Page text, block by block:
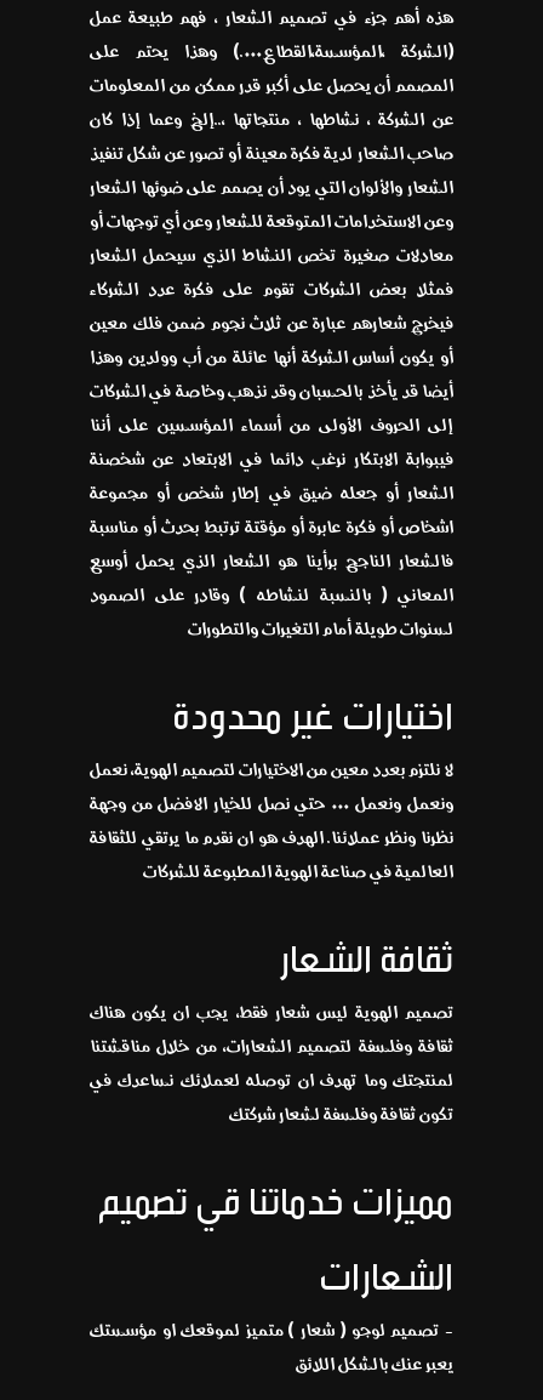
هذه أهم جزء في تصميم الشعار ، فهم طبيعة عمل
(الشركة ،المؤسسة،القطاع….) وهذا يحتم على
المصمم أن يحصل على أكبر قدر ممكن من المعلومات
عن الشركة ، نشاطها ، منتجاتها ،..إلخ وعما إذا كان
صاحب الشعار لدية فكرة معينة أو تصور عن شكل تنفيذ
الشعار والألوان التي يود أن يصمم على ضوئها الشعار
وعن الاستخدامات المتوقعة للشعار وعن أي توجهات أو
معادلات صغيرة تخص النشاط الذي سيحمل الشعار
فمثلا بعض الشركات تقوم على فكرة عدد الشركاء
فيخرج شعارهم عبارة عن ثلاث نجوم ضمن فلك معين
أو يكون أساس الشركة أنها عائلة من أب وولدين وهذا
أيضا قد يأخذ بالحسبان وقد نذهب وخاصة في الشركات
إلى الحروف الأولى من أسماء المؤسسين على أننا
فيبوابة الابتكار نرغب دائما في الابتعاد عن شخصنة
الشعار أو جعله ضيق في إطار شخص أو مجموعة
اشخاص أو فكرة عابرة أو مؤقتة ترتبط بحدث أو مناسبة
فالشعار الناجح برأينا هو الشعار الذي يحمل أوسع
المعاني ( بالنسبة لنشاطه ) وقادر على الصمود
لسنوات طويلة أمام التغيرات والتطورات
اختيارات غير محدودة
لا نلتزم بعدد معين من الاختيارات لتصميم الهوية، نعمل
ونعمل ونعمل … حتي نصل للخيار الافضل من وجهة
نظرنا ونظر عملائنا. الهدف هو ان نقدم ما يرتقي للثقافة
العالمية في صناعة الهوية المطبوعة للشركات
ثقافة الشعار
تصميم الهوية ليس شعار فقط، يجب ان يكون هناك
ثقافة وفلسفة لتصميم الشعارات، من خلال مناقشتنا
لمنتجتك وما تهدف ان توصله لعملائك نساعدك في
تكون ثقافة وفلسفة لشعار شركتك
مميزات خدماتنا قي تصميم
الشعارات
- تصميم لوجو ( شعار ) متميز لموقعك او مؤسستك
يعبر عنك بالشكل اللائق